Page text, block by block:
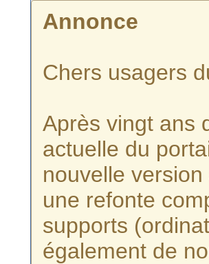
Annonce
Chers usagers
Après vingt ans
actuelle du
nouvelle version
une refonte
supports
également de